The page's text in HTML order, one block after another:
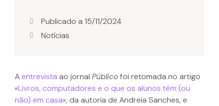
Publicado a 15/11/2024
Notícias
A entrevista ao jornal Públicofoi retomada no artigo
«Livros, computadores e o que os alunos têm (ou
não) em casa», da autoria de Andreia Sanches, e